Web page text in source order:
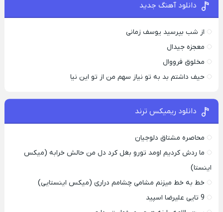
دانلود آهنگ جدید
از شب بپرسید یوسف زمانی
معجزه جیدال
مخلوق فرووال
حیف داشتم بد به تو نیاز سهم من از تو این نیا
دانلود ریمیکس ترند
محاصره مشتاق دلوجیان
ما ردش کردیم اومد تورو بغل کرد دل من حالش خرابه (میکس
اینستا)
خط به خط میزنم مشامی چشامم دراری (میکس اینستایی)
9 تایی علیرضا اسپید